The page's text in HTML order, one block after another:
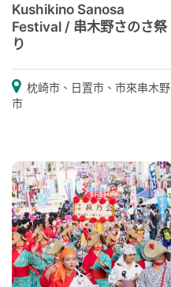
Kushikino Sanosa
Festival / 串木野さのさ祭
り
枕崎市、日置市、市來串木野
市